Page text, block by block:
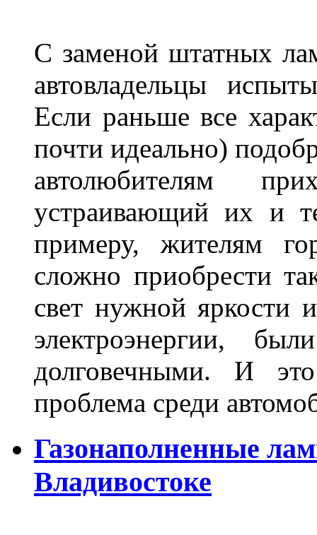
С заменой штатных
автовладельцы
Если раньше все
почти идеально)
автолюбителям
устраивающий их и
примеру, жителям
сложно приобрести
свет нужной яркости
электроэнергии,
долговечными. И
проблема среди
Газонаполненные
Владивостоке